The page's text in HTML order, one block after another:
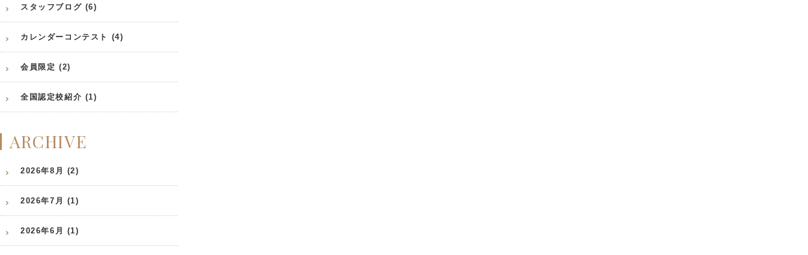
スタッフブログ (6)
カレンダーコンテスト (4)
会員限定 (2)
全国認定校紹介 (1)
ARCHIVE
2026年8月 (2)
2026年7月 (1)
2026年6月 (1)